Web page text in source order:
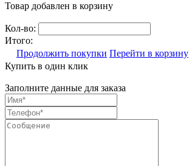
Товар добавлен в корзину
Кол-во:
Итого:
Продолжить покупки Перейти в корзину
Купить в один клик
Заполните данные для заказа